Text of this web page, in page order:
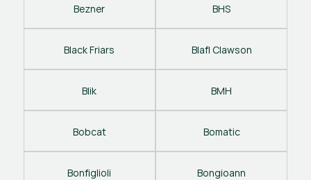
Bezner BHS
Black Friars Blafl Clawson
Blik BMH
Bobcat Bomatic
Bonfiglioli Bongioann